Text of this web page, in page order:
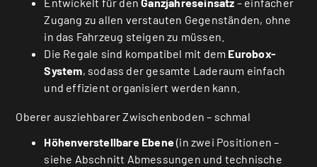
Entwickelt für denGanzjahreseinsatz – einfacher
Zugang zu allen verstauten Gegenständen, ohne
in das Fahrzeug steigen zu müssen.
Die Regale sind kompatibel mit dem Eurobox-
System, sodass der gesamte Laderaum einfach
und effizient organisiert werden kann.
Oberer ausziehbarer Zwischenboden – schmal
Höhenverstellbare Ebene(in zwei Positionen –
siehe Abschnitt Abmessungen und technische